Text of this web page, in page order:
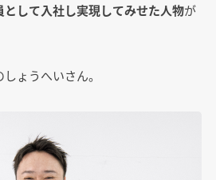
として入社し実現してみせた人物が
ょうへいさん。